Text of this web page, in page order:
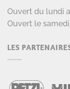
Ouvert du lundi
Ouvert le
LES